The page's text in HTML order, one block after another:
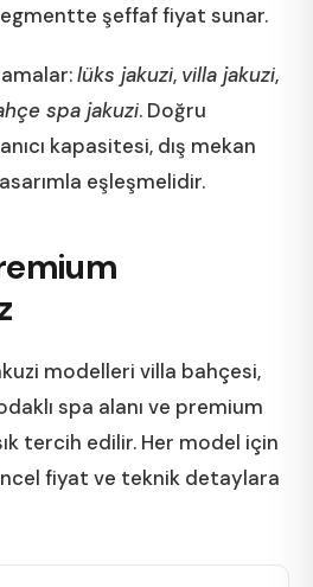
şeffaf fiyat sunar.
lüks jakuzi, villa jakuzi,
spa jakuzi. Doğru
kapasitesi, dış mekan
eşleşmelidir.
modelleri villa bahçesi,
spa alanı ve premium
tercih edilir. Her model için
fiyat ve teknik detaylara